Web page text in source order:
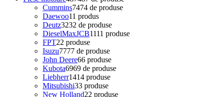
Cummins7474 de produse
Daewoo11 produs
Deutz3232 de produse
DieselMaxJCB1111 produse
FPT22 produse
Isuzu7777 de produse
John Deere66 produse
Kubota6969 de produse
Liebherr1414 produse
Mitsubishi33 produse
New Holland22 produse